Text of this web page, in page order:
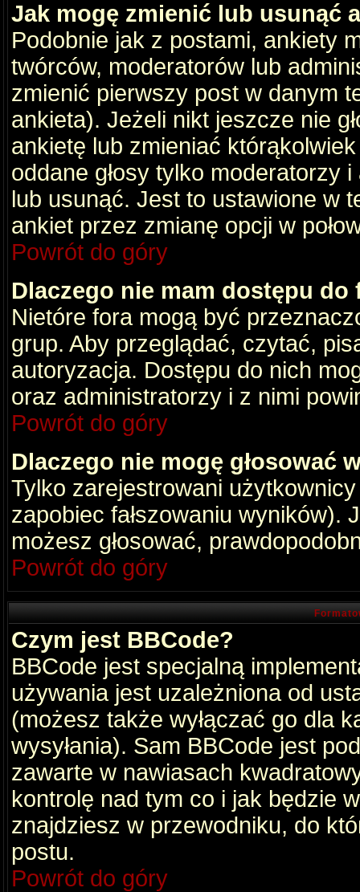
Jak mogę zmienić lub usunąć
Podobnie jak z postami, ankiety
twórców, moderatorów lub
zmienić pierwszy post w danym
ankieta). Jeżeli nikt jeszcze nie
ankietę lub zmieniać
oddane głosy tylko moderatorzy
lub usunąć. Jest to ustawione w
ankiet przez zmianę opcji w
Powrót do góry
Dlaczego nie mam dostępu do
Nietóre fora mogą być
grup. Aby przeglądać, czytać,
autoryzacja. Dostępu do nich
oraz administratorzy i z nimi
Powrót do góry
Dlaczego nie mogę głosować
Tylko zarejestrowani
zapobiec fałszowaniu wyników).
możesz głosować,
Powrót do góry
Czym jest BBCode?
BBCode jest specjalną
używania jest uzależniona od
(możesz także wyłączać go dla
wysyłania). Sam BBCode jest
zawarte w nawiasach
kontrolę nad tym co i jak będzie
znajdziesz w przewodniku, do
postu.
Powrót do góry